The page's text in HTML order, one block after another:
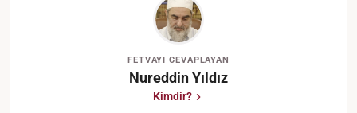
FETVAYI CEVAPLAYAN
Nureddin Yıldız
Kimdir?